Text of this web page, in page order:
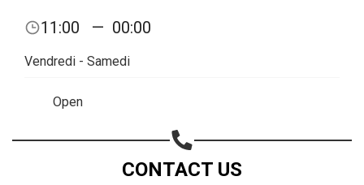
11:00 — 00:00
Vendredi - Samedi
Open
CONTACT US